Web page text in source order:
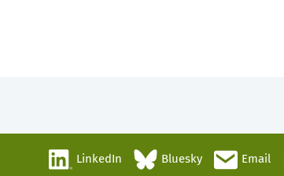
LinkedIn Bluesky Email